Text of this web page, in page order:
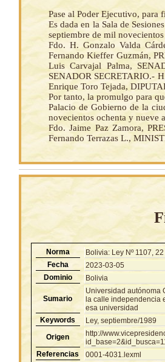
Pase al Poder Ejecutivo, para
Es dada en la Sala de
septiembre de mil
Fdo. H. Gonzalo Valda
Fernando Kieffer Guzmán,
Luis Carvajal Palma,
SENADOR SECRETARIO.-
Enrique Toro Tejada,
Por tanto, la promulgo para
Palacio de Gobierno de la
novecientos ochenta y nueve
Fdo. Jaime Paz Zamora,
Fernando Terrazas L.,
Norma
Bolivia: Ley Nº 1107,
Fecha
2023-03-05
Dominio
Bolivia
Sumario
Universidad autónoma
la calle independencia
esa universidad
Keywords
Ley, septiembre/1989
Origen
http://
Referencias
0001-4031.lexml